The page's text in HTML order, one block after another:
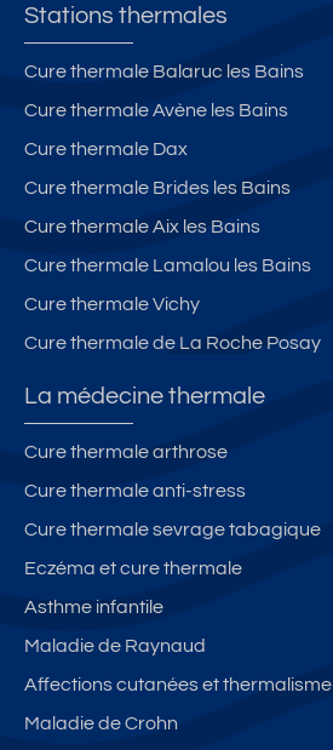
Stations thermales
Cure thermale Balaruc les Bains
Cure thermale Avène les Bains
Cure thermale Dax
Cure thermale Brides les Bains
Cure thermale Aix les Bains
Cure thermale Lamalou les Bains
Cure thermale Vichy
Cure thermale de La Roche Posay
La médecine thermale
Cure thermale arthrose
Cure thermale anti-stress
Cure thermale sevrage tabagique
Eczéma et cure thermale
Asthme infantile
Maladie de Raynaud
Affections cutanées et thermalisme
Maladie de Crohn